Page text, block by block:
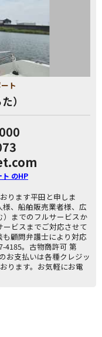
ト
）
ト のHP
ります平田と申しま
、船舶販売業者様、広
までのフルサービスか
ビスまでご対応させて
顧問弁護士により対応
4185。古物商許可 第
お支払いは各種クレジッ
ります。お気軽にお電